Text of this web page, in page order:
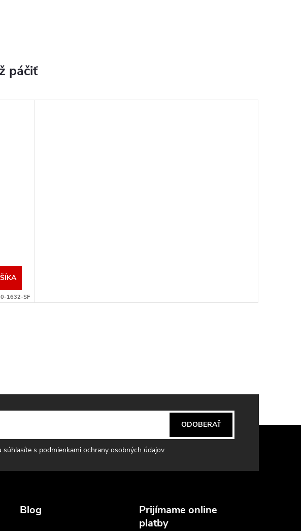
1632-SF
súhlasíte s podmienkami ochrany osobných údajov
ODOBERAŤ
Blog
Prijímame online
platby